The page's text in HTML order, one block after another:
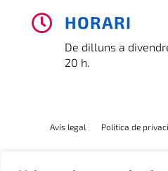
 HORARI
De dilluns a
20 h.
Avís legal Política de